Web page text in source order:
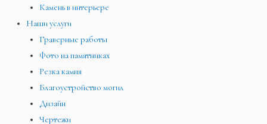
Камень в интерьере
Наши услуги
Граверные работы
Фото на памятниках
Резка камня
Благоустройство могил
Дизайн
Чертежи